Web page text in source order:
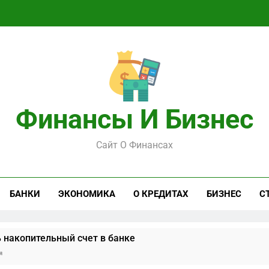
Финансы И Бизнес
Сайт О Финансах
БАНКИ ЭКОНОМИКА О КРЕДИТАХ БИЗНЕС
счет в банке